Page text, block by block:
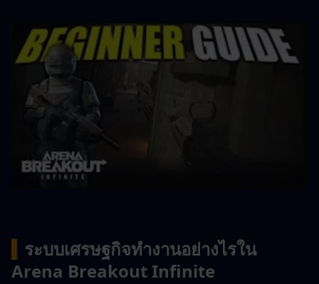
ระบบเศรษฐกิจทำงานอย่างไรใน
Arena Breakout Infinite